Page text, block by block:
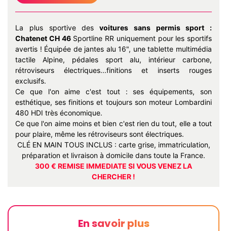
La plus sportive des voitures sans permissport :
Chatenet CH 46Sportline RR uniquement pour les sportifs
avertis ! Équipée de jantes alu 16", une tablette multimédia
tactile Alpine, pédales sport alu, intérieur carbone,
rétroviseurs électriques...finitions et inserts rouges
exclusifs.
Ce que l'on aime c'est tout : ses équipements, son
esthétique, ses finitions et toujours son moteur Lombardini
480 HDI très économique.
Ce que l'on aime moins et bien c'est rien du tout, elle a tout
pour plaire, même les rétroviseurs sont électriques.
CLÉ EN MAIN TOUS INCLUS : carte grise, immatriculation,
préparation et livraison à domicile dans toute la France.
300 € REMISE IMMEDIATE SI VOUS VENEZ LA
CHERCHER !
En savoir plus